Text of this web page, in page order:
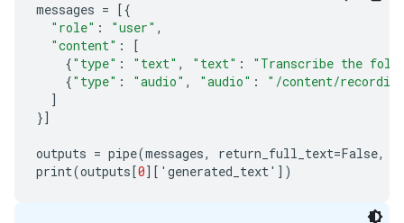
messages = [{
"role" : "user" ,
"content" :
[
{"type" : "text" , "text" :
"Transcribe the
{"type" : "audio" , "audio" :
"/content/
]
}]
outputs = pipe(messages, return_full_text=False,
print(outputs[0][ ' generated_text' ])